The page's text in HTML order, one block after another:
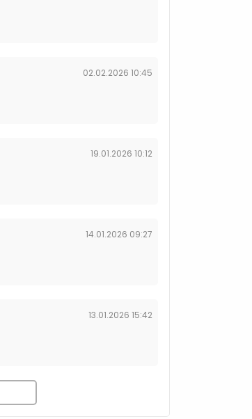
02.02.2026 10:45
19.01.2026 10:12
14.01.2026 09:27
13.01.2026 15:42